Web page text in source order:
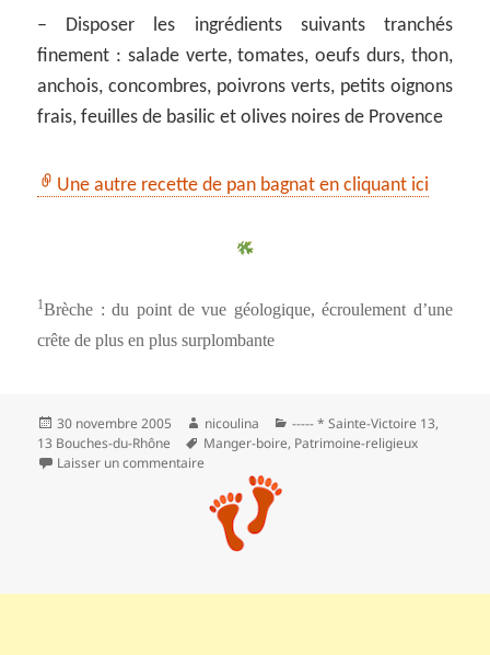
– Disposer les ingrédients suivants tranchés
finement : salade verte, tomates, oeufs durs, thon,
anchois, concombres, poivrons verts, petits oignons
frais, feuilles de basilic et olives noires de Provence
Une autre recette de pan bagnat en cliquant ici
1Brèche : du point de vue géologique, écroulement d’une
crête de plus en plus surplombante
Publié
le
30 novembre 2005 Auteur
nicoulina Catégories
----- * Sainte-Victoire 13,
13 Bouches-du-Rhône
Mots-
clés
Manger-boire, Patrimoine-religieux
Laisser un commentaire sur On monte au prieuré par le pas de